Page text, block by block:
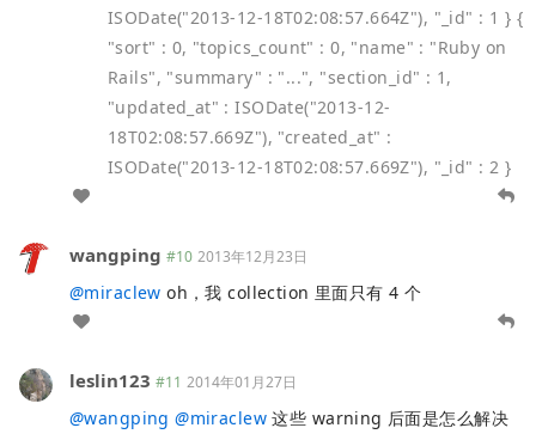
ISODate("2013-12-18T02:08:57.664Z"), "_id" : 1 } {
"sort" : 0, "topics_count" : 0, "name" : "Ruby on
Rails", "summary" : "...", "section_id" : 1,
"updated_at" : ISODate("2013-12-
18T02:08:57.669Z"), "created_at" :
ISODate("2013-12-18T02:08:57.669Z"), "_id" : 2 }
wangping #10 2013年12月23日
@miraclew oh，我 collection 里面只有 4 个
leslin123 #11 2014年01月27日
@wangping @miraclew 这些 warning 后面是怎么解决